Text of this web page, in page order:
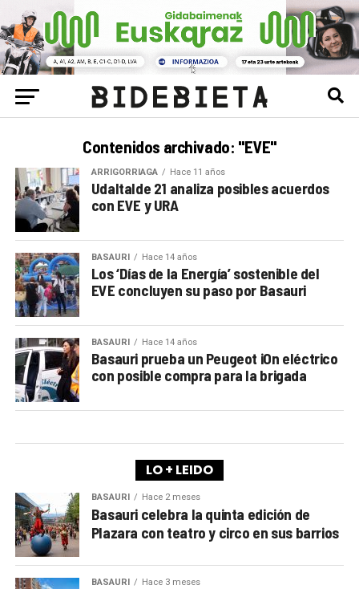
Contenidos archivado: "EVE"
ARRIGORRIAGA Hace 11 años
Udaltalde 21 analiza posibles acuerdos
con EVE y URA
BASAURI Hace 14 años
Los ‘Días de la Energía’ sostenible del
EVE concluyen su paso por Basauri
BASAURI Hace 14 años
Basauri prueba un Peugeot iOn eléctrico
con posible compra para la brigada
LO + LEIDO
BASAURI Hace 2 meses
Basauri celebra la quinta edición de
Plazara con teatro y circo en sus barrios
BASAURI Hace 3 meses